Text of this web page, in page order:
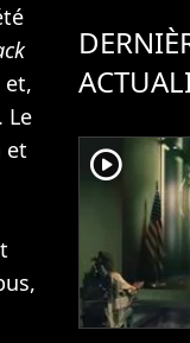
Le
et player2